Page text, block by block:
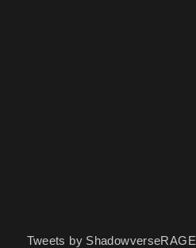
Tweets by ShadowverseRAGE